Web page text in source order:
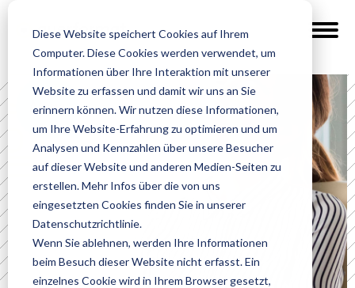
Diese Website speichert Cookies auf Ihrem
Computer. Diese Cookies werden verwendet, um
Informationen über Ihre Interaktion mit unserer
Website zu erfassen und damit wir uns an Sie
erinnern können. Wir nutzen diese Informationen,
um Ihre Website-Erfahrung zu optimieren und um
Analysen und Kennzahlen über unsere Besucher
auf dieser Website und anderen Medien-Seiten zu
erstellen. Mehr Infos über die von uns
eingesetzten Cookies finden Sie in unserer
Datenschutzrichtlinie.
Wenn Sie ablehnen, werden Ihre Informationen
beim Besuch dieser Website nicht erfasst. Ein
einzelnes Cookie wird in Ihrem Browser gesetzt,
News